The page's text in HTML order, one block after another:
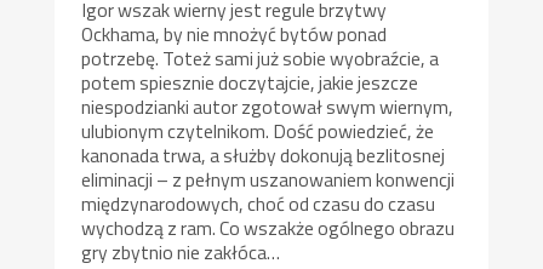
Igor wszak wierny jest regule brzytwy
Ockhama, by nie mnożyć bytów ponad
potrzebę. Toteż sami już sobie wyobraźcie, a
potem spiesznie doczytajcie, jakie jeszcze
niespodzianki autor zgotował swym wiernym,
ulubionym czytelnikom. Dość powiedzieć, że
kanonada trwa, a służby dokonują bezlitosnej
eliminacji – z pełnym uszanowaniem konwencji
międzynarodowych, choć od czasu do czasu
wychodzą z ram. Co wszakże ogólnego obrazu
gry zbytnio nie zakłóca…